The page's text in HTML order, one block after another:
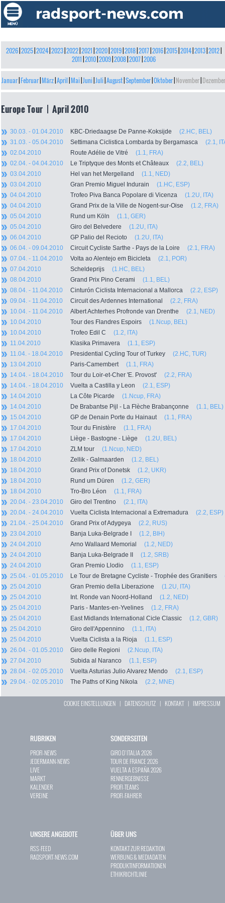
2026| 2025| 2024| 2023| 2022| 2021 2020| 2019| 2018| 2017| 2016| 2015| 2014| 2013| 2012|
2011 2010| 2009| 2008| 2007| 2006
Januar Februar März April Mai Juni Juli August September Oktober November Dezember
Europe Tour | April 2010
30.03. - 01.04.2010 KBC-Driedaagse De Panne-Koksijde (2.HC, BEL)
31.03. - 05.04.2010
Settimana Ciclistica Lombarda by Bergamasca (2.1,
02.04.2010
Route Adélie de Vitré (1.1, FRA)
02.04. - 04.04.2010
Le Triptyque des Monts et Châteaux (2.2, BEL)
03.04.2010
Hel van het Mergelland (1.1, NED)
03.04.2010
Gran Premio Miguel Indurain (1.HC, ESP)
04.04.2010
Trofeo Piva Banca Popolare di Vicenza (1.2U, ITA)
04.04.2010
Grand Prix de la Ville de Nogent-sur-Oise (1.2, FRA)
05.04.2010
Rund um Köln (1.1, GER)
05.04.2010
Giro del Belvedere (1.2U, ITA)
06.04.2010
GP Palio del Recioto (1.2U, ITA)
06.04. - 09.04.2010
Circuit Cycliste Sarthe - Pays de la Loire (2.1, FRA)
07.04. - 11.04.2010
Volta ao Alentejo em Bicicleta (2.1, POR)
07.04.2010
Scheldeprijs (1.HC, BEL)
08.04.2010
Grand Prix Pino Cerami (1.1, BEL)
08.04. - 11.04.2010
Cinturón Ciclista Internacional a Mallorca (2.2, ESP)
09.04. - 11.04.2010
Circuit des Ardennes International (2.2, FRA)
10.04. - 11.04.2010
Albert Achterhes Profronde van Drenthe (2.1, NED)
10.04.2010
Tour des Flandres Espoirs (1.Ncup, BEL)
10.04.2010
Trofeo Edil C (1.2, ITA)
11.04.2010
Klasika Primavera (1.1, ESP)
11.04. - 18.04.2010
Presidential Cycling Tour of Turkey (2.HC, TUR)
13.04.2010
Paris-Camembert (1.1, FRA)
14.04. - 18.04.2010
Tour du Loir-et-Cher 'E. Provost' (2.2, FRA)
14.04. - 18.04.2010
Vuelta a Castilla y Leon (2.1, ESP)
14.04.2010
La Côte Picarde (1.Ncup, FRA)
14.04.2010
De Brabantse Pijl - La Flèche Brabançonne (1.1, BEL)
15.04.2010
GP de Denain Porte du Hainaut (1.1, FRA)
17.04.2010
Tour du Finistère (1.1, FRA)
17.04.2010
Liège - Bastogne - Liège (1.2U, BEL)
17.04.2010
ZLM tour (1.Ncup, NED)
18.04.2010
Zellik - Galmaarden (1.2, BEL)
18.04.2010
Grand Prix of Donetsk (1.2, UKR)
18.04.2010
Rund um Düren (1.2, GER)
18.04.2010
Tro-Bro Léon (1.1, FRA)
20.04. - 23.04.2010
Giro del Trentino (2.1, ITA)
20.04. - 24.04.2010
Vuelta Ciclista Internacional a Extremadura (2.2, ESP)
21.04. - 25.04.2010
Grand Prix of Adygeya (2.2, RUS)
23.04.2010
Banja Luka-Belgrade I (1.2, BIH)
24.04.2010
Arno Wallaard Memorial (1.2, NED)
24.04.2010
Banja Luka-Belgrade II (1.2, SRB)
24.04.2010
Gran Premio Llodio (1.1, ESP)
25.04. - 01.05.2010
Le Tour de Bretagne Cycliste - Trophée des Granitiers
25.04.2010
Gran Premio della Liberazione (1.2U, ITA)
25.04.2010
Int. Ronde van Noord-Holland (1.2, NED)
25.04.2010
Paris - Mantes-en-Yvelines (1.2, FRA)
25.04.2010
East Midlands International Cicle Classic (1.2, GBR)
25.04.2010
Giro dell'Appennino (1.1, ITA)
25.04.2010
Vuelta Ciclista a la Rioja (1.1, ESP)
26.04. - 01.05.2010
Giro delle Regioni (2.Ncup, ITA)
27.04.2010
Subida al Naranco (1.1, ESP)
28.04. - 02.05.2010
Vuelta Asturias Julio Alvarez Mendo (2.1, ESP)
29.04. - 02.05.2010
The Paths of King Nikola (2.2, MNE)
COOKIE EINSTELLUNGEN | DATENSCHUTZ | KONTAKT| IMPRESSUM
RUBRIKEN
PROFI-NEWS
JEDERMANN-NEWS
LIVE
MARKT
KALENDER
VEREINE
SONDERSEITEN
GIRO D`ITALIA 2026
TOUR DE FRANCE 2026
VUELTA A ESPAÑA 2026
RENNERGEBNISSE
PROFI-TEAMS
PROFI-FAHRER
UNSERE ANGEBOTE
RSS-FEED
RADSPORT-NEWS.COM
ÜBER UNS
KONTAKT ZUR REDAKTION
WERBUNG & MEDIADATEN
PRODUKTINFORMATIONEN
ETHIKRICHTLINIE